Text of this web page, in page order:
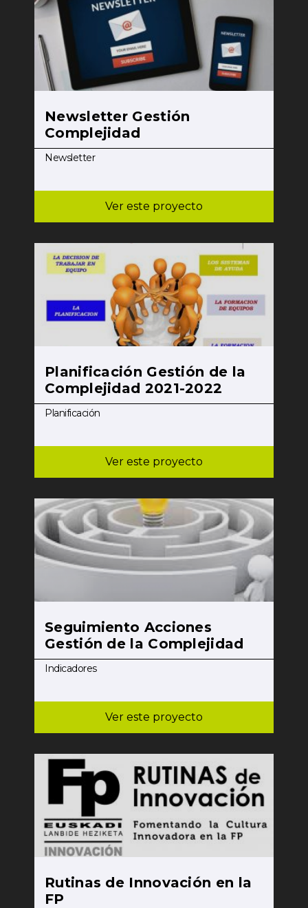
Newsletter Gestión
Complejidad
Newsletter
Ver este proyecto
Planificación Gestión de la
Complejidad 2021-2022
Planificación
Ver este proyecto
Seguimiento Acciones
Gestión de la Complejidad
Indicadores
Ver este proyecto
Rutinas de Innovación en la
FP